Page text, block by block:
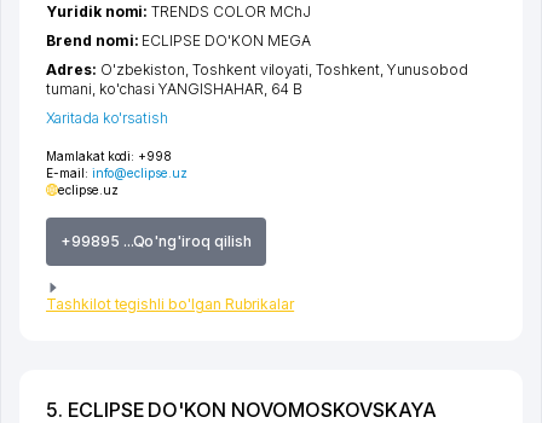
Mamlakat kodi: +998
E-mail: info@eclipse.uz
eclipse.uz
+99895 ...Qo'ng'iroq qilish
Tashkilot tegishli bo'lgan Rubrikalar
Yuridik nomi:TRENDS COLOR MChJ
Brend nomi: ECLIPSE DO'KON MEGA
Adres: O'zbekiston,Toshkent viloyati ,Toshkent, Yunusobod
tumani ko'chasi YANGISHAHAR , 64 B
Xaritada ko'rsatish
5. ECLIPSE DO'KON NOVOMOSKOVSKAYA